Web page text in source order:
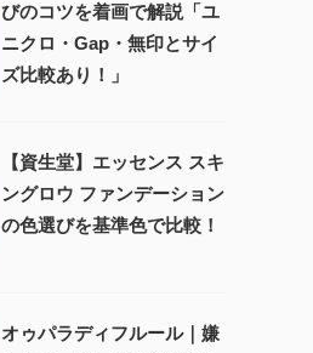
びのコツを着画で解説「ユ
ニクロ・Gap・無印とサイ
ズ比較あり！」
【資生堂】エッセンス スキ
ングロウ ファンデーション
の色選びを基準色で比較！
オゥパラディフルール｜嫌